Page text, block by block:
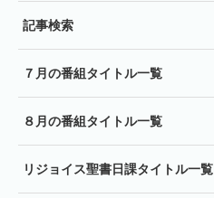
記事検索
７月の番組タイトル一覧
８月の番組タイトル一覧
リジョイス聖書日課タイトル一覧